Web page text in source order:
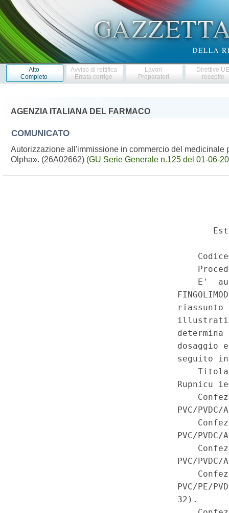
Atto
Completo
Avviso di rettifica
Errata corrige
Lavori
Preparatori
Direttive
recepite
AGENZIA ITALIANA DEL FARMACO
COMUNICATO
Autorizzazione all'immissione in commercio del
Olpha». (26A02662) (GU Serie Generale n.125 del 01-06-